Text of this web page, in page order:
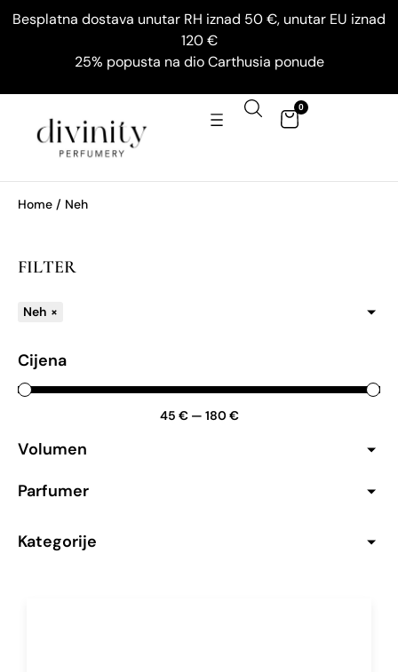
Besplatna dostava unutar RH iznad 50 €, unutar EU iznad
120 €
25% popusta na dio Carthusia ponude
0
Home / Neh
FILTER
Neh ×
Cijena
45 €— 180 €
Volumen
Parfumer
Kategorije